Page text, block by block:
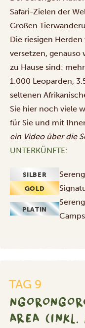
Safari-Zielen der
Großen
Die riesigen
versetzen, genauso
zu Hause sind:
1.000 Leoparden,
seltenen
Sie hier noch viele
für Sie und mit
ein Videoüber die
UNTERKÜNFTE:
SILBER
GOLD
PLATIN
TAG 9
AREA (INKL.